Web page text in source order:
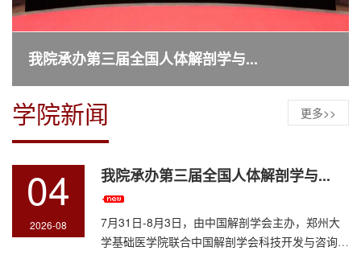
我院承办第三届全国人体解剖学与...
学院新闻 更多>>
04
2026-08
我院承办第三届全国人体解剖学与...
7月31日-8月3日，由中国解剖学会主办，郑州大
学基础医学院联合中国解剖学会科技开发与咨询工